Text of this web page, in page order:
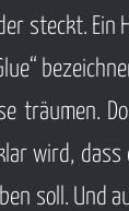
ahnt
bei ihr
und
Denn
steckt. Ein
träumen.
wird,
soll. Und